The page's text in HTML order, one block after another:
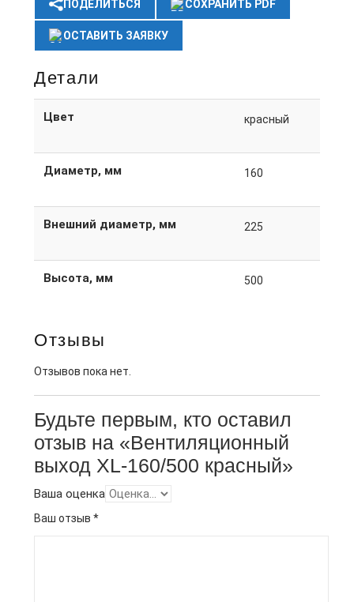
ПОДЕЛИТЬСЯ СОХРАНИТЬ PDF
ОСТАВИТЬ ЗАЯВКУ
Детали
Цвет красный
Диаметр, мм 160
Внешний диаметр, мм 225
Высота, мм 500
Отзывы
Отзывов пока нет.
Будьте первым, кто оставил
отзыв на «Вентиляционный
выход XL-160/500 красный»
Ваша оценка
Ваш отзыв *